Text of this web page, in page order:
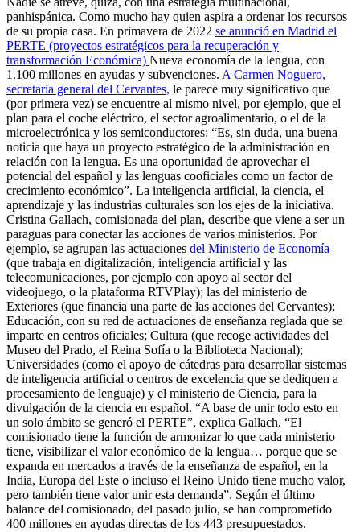
panhispánica. Como mucho hay quien aspira a ordenar los recursos
de su propia casa. En primavera de 2022 se anunció en Madrid el
PERTE (proyectos estratégicos para la recuperación y
transformación Económica) Nueva economía de la lengua, con
1.100 millones en ayudas y subvenciones. A Carmen Noguero,
secretaria general del Cervantes, le parece muy significativo que
(por primera vez) se encuentre al mismo nivel, por ejemplo, que el
plan para el coche eléctrico, el sector agroalimentario, o el de la
microelectrónica y los semiconductores: “Es, sin duda, una buena
noticia que haya un proyecto estratégico de la administración en
relación con la lengua. Es una oportunidad de aprovechar el
potencial del español y las lenguas cooficiales como un factor de
crecimiento económico”. La inteligencia artificial, la ciencia, el
aprendizaje y las industrias culturales son los ejes de la iniciativa.
Cristina Gallach, comisionada del plan, describe que viene a ser un
paraguas para conectar las acciones de varios ministerios. Por
ejemplo, se agrupan las actuaciones del Ministerio de Economía
(que trabaja en digitalización, inteligencia artificial y las
telecomunicaciones, por ejemplo con apoyo al sector del
videojuego, o la plataforma RTVPlay); las del ministerio de
Exteriores (que financia una parte de las acciones del Cervantes);
Educación, con su red de actuaciones de enseñanza reglada que se
imparte en centros oficiales; Cultura (que recoge actividades del
Museo del Prado, el Reina Sofía o la Biblioteca Nacional);
Universidades (como el apoyo de cátedras para desarrollar sistemas
de inteligencia artificial o centros de excelencia que se dediquen a
procesamiento de lenguaje) y el ministerio de Ciencia, para la
divulgación de la ciencia en español. “A base de unir todo esto en
un solo ámbito se generó el PERTE”, explica Gallach. “El
comisionado tiene la función de armonizar lo que cada ministerio
tiene, visibilizar el valor económico de la lengua… porque que se
expanda en mercados a través de la enseñanza de español, en la
India, Europa del Este o incluso el Reino Unido tiene mucho valor,
pero también tiene valor unir esta demanda”. Según el último
balance del comisionado, del pasado julio, se han comprometido
400 millones en ayudas directas de los 443 presupuestados.